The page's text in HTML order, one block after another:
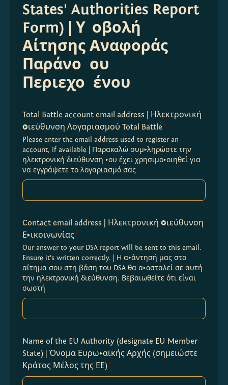
States' Authorities Report
Form) | Υποβολή
Αίτησης Αναφοράς
Παράνομου
Περιεχομένου
Total Battle account email address | Ηλεκτρονική
Διεύθυνση Λογαριασμού Total Battle*
Please enter the email address used to register an
account, if available | Παρακαλώ συμπληρώστε την
ηλεκτρονική διεύθυνση που έχει χρησιμοποιηθεί για
να εγγράψετε το λογαριασμό σας
Contact email address | Ηλεκτρονική Διεύθυνση
Επικοινωνίας*
Our answer to your DSA report will be sent to this email.
Ensure it's written correctly. | Η απάντησή μας στο
αίτημα σου στη βάση του DSA θα αποσταλεί σε αυτή
την ηλεκτρονική διεύθυνση. Βεβαιωθείτε ότι είναι
σωστή
Name of the EU Authority (designate EU Member
State) | Όνομα Ευρωπαϊκής Αρχής (σημειώστε
Κράτος Μέλος της ΕΕ)*